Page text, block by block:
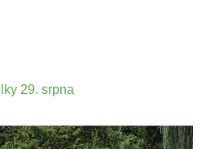
29. srpna